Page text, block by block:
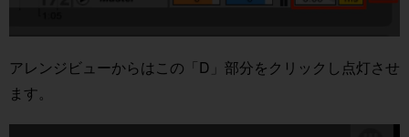
アレンジビューからはこの「D」部分をクリックし点灯させ
ます。